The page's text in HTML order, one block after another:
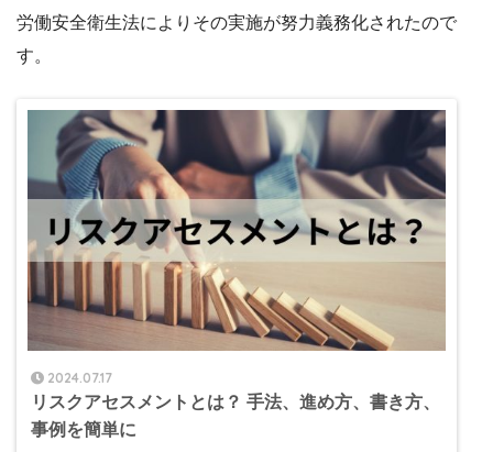
労働安全衛生法によりその実施が努力義務化されたので
す。
2024.07.17
リスクアセスメントとは？ 手法、進め方、書き方、
事例を簡単に